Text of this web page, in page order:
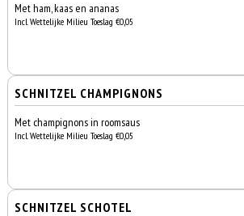
Met ham, kaas en ananas
Incl. Wettelijke Milieu Toeslag €0,05
SCHNITZEL CHAMPIGNONS
Met champignons in roomsaus
Incl. Wettelijke Milieu Toeslag €0,05
SCHNITZEL SCHOTEL